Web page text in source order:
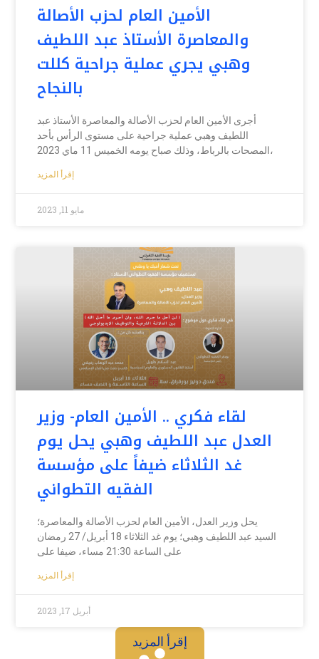
الأمين العام لحزب الأصالة
والمعاصرة الأستاذ عبد اللطيف
وهبي يجري عملية جراحية كللت
بالنجاح
أجرى الأمين العام لحزب الأصالة والمعاصرة الأستاذ عبد
اللطيف وهبي عملية جراحية على مستوى الرأس بأحد
المصحات بالرباط، وذلك صباح يومه الخميس 11 ماي 2023،
إقرأ المزيد
مايو 11, 2023
لقاء فكري .. الأمين العام- وزير
العدل عبد اللطيف وهبي يحل يوم
غد الثلاثاء ضيفاً على مؤسسة
الفقيه التطواني
يحل وزير العدل، الأمين العام لحزب الأصالة والمعاصرة؛
السيد عبد اللطيف وهبي؛ يوم غد الثلاثاء 18 أبريل/ 27 رمضان
على الساعة 21:30 مساء، ضيفا على
إقرأ المزيد
أبريل 17, 2023
إقرأ المزيد